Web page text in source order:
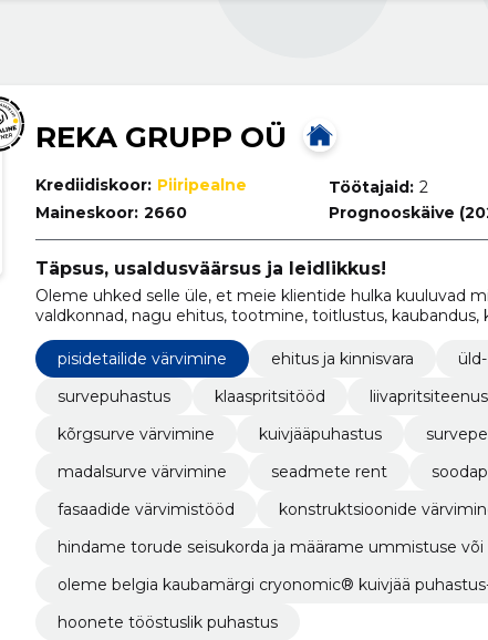
REKA GRUPP OÜ
Krediidiskoor: Piiripealne
Maineskoor: 2660
Töötajaid: 2
Prognooskäive
Täpsus, usaldusväärsus ja leidlikkus!
Oleme uhked selle üle, et meie klientide hulka kuuluvad
valdkonnad, nagu ehitus, tootmine, toitlustus, kaubandus,
korteriühistud ja eraisikud.
pisidetailide värvimine
ehitus ja kinnisvara
survepuhastus
klaaspritsitööd
kõrgsurve värvimine
kuivjääpuhastus
madalsurve värvimine
seadmete rent
fasaadide värvimistööd
konstruktsioonide
hindame torude seisukorda ja määrame ummistuse või
oleme belgia kaubamärgi cryonomic® kuivjää
ive.
hoonete tööstuslik puhastus